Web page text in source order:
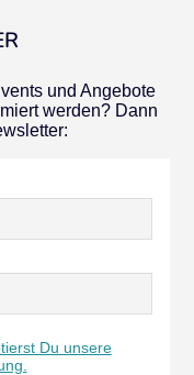
und Angebote
werden? Dann
Du unsere